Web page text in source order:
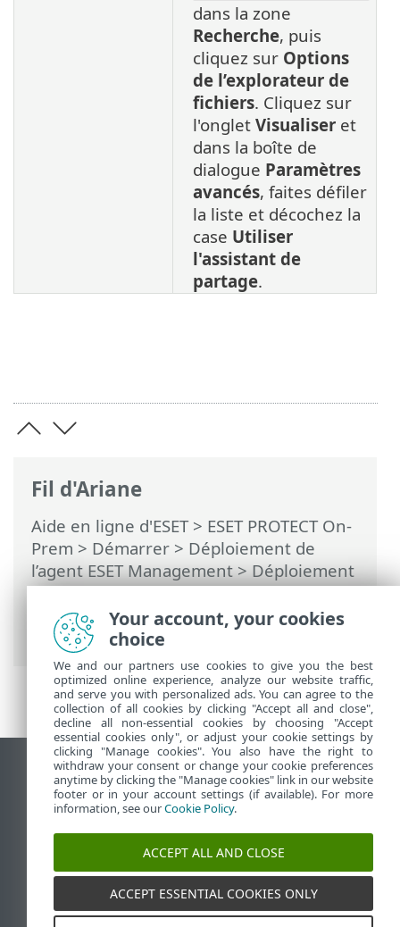
Fil d'Ariane
Aide en ligne d'ESET> ESET PROTECT On-
Prem > Démarrer > Déploiement de
l’agent ESET Management>Déploiement
à distance>Outil de déploiement à
distance d’ESET > Dépannage d'ESET
Remote Deployment Tool
dans la zone
Recherche, puis
cliquez sur Options
de l’explorateur de
fichiers. Cliquez sur
l'onglet Visualiser et
dans la boîte de
dialogue Paramètres
avancés, faites défiler
la liste et décochez la
case Utiliser
l'assistant de
partage.
Afficher le site pour ordinateur de bureau
End of Life
Base de connaissances ESET
Forum ESET
ESET Status Portal
Assistance régionale
Your account, your cookies
choice
We and our partners use cookies to give you the best
optimized online experience, analyze our website traffic,
and serve you with personalized ads. You can agree to the
collection of all cookies by clicking "Accept all and close",
decline all non-essential cookies by choosing "Accept
essential cookies only", or adjust your cookie settings by
clicking "Manage cookies". You also have the right to
withdraw your consent or change your cookie preferences
anytime by clicking the "Manage cookies" link in our website
footer or in your account settings (if available). For more
information, see ourCookie Policy.
ACCEPT ALL AND CLOSE
ACCEPT ESSENTIAL COOKIES ONLY